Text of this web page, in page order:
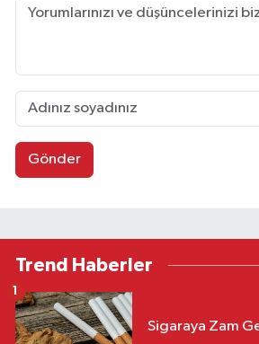
Gönder
Trend Haberler
Sigaraya Zam
1